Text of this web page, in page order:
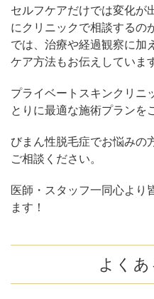
セルフケアだけでは変化が
にクリニックで相談するの
では、治療や経過観察に加
ケア方法もお伝えしていま
プライベートスキンクリニ
とりに最適な施術プランを
びまん性脱毛症でお悩みの
ご相談ください。
医師・スタッフ一同心より
ます！
よく